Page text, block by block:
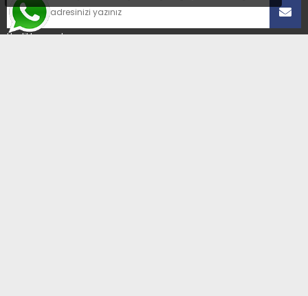
Üyelikten ayrıl